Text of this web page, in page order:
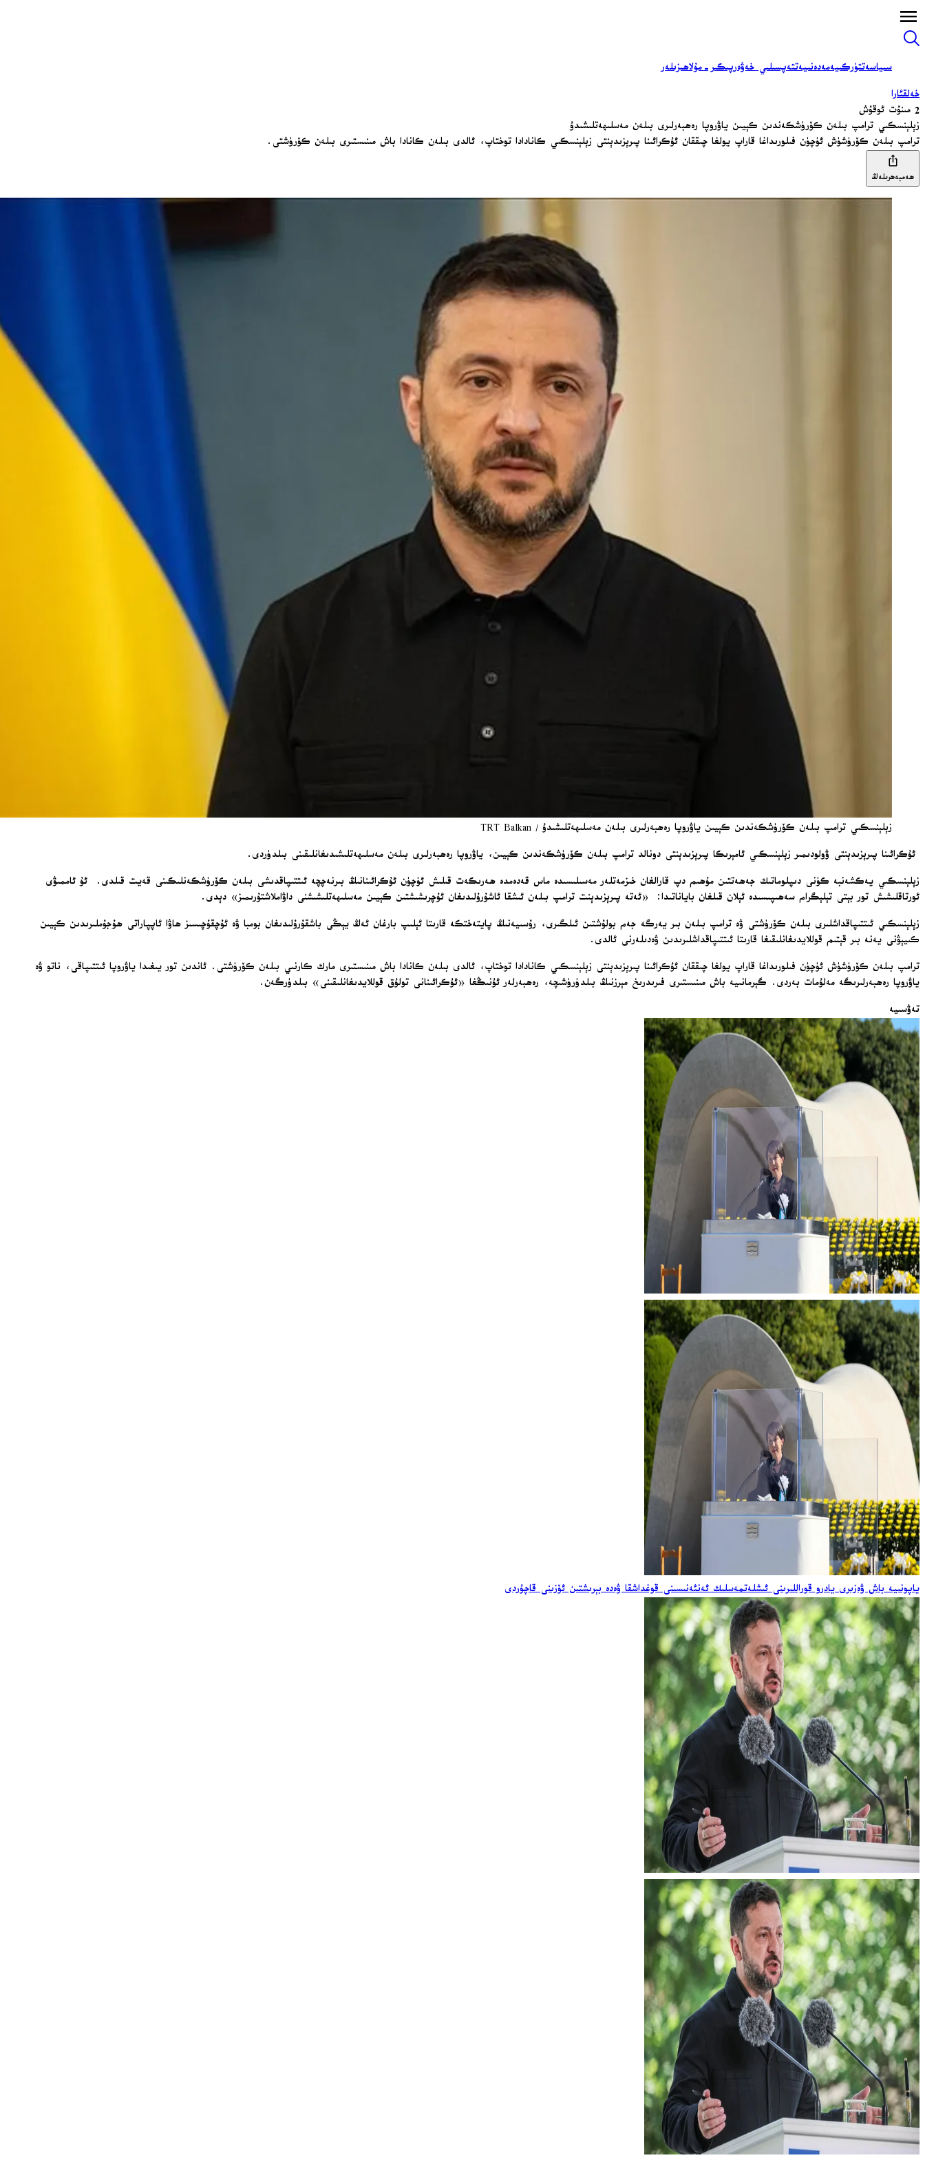
سىياسەتتۈركىيەمەدەنىيەتتەپسىلىي خەۋەرپىكىر-مۇلاھىزىلەر
خەلقئارا
2 مىنۇت ئوقۇش
زېلېنسكىي ترامپ بىلەن كۆرۈشكەندىن كېيىن ياۋروپا رەھبەرلىرى بىلەن مەسلىھەتلىشىدۇ
ترامپ بىلەن كۆرۈشۈش ئۈچۈن فىلورىداغا قاراپ يولغا چىققان ئۇكرائىنا پىرېزىدېنتى زېلېنسكىي كانادادا توختاپ، ئالدى بىلەن كانادا باش مىنىستىرى بىلەن كۆرۈشتى.
ھەمبەھرىلەڭ
زېلېنسكىي ترامپ بىلەن كۆرۈشكەندىن كېيىن ياۋروپا رەھبەرلىرى بىلەن مەسلىھەتلىشىدۇ / TRT Balkan
ئۇكرائىنا پىرېزىدېنتى ۋولودىمىر زېلېنسكىي ئامېرىكا پىرېزىدېنتى دونالد ترامپ بىلەن كۆرۈشكەندىن كېيىن، ياۋروپا رەھبەرلىرى بىلەن مەسلىھەتلىشىدىغانلىقىنى بىلدۈردى.
زېلېنسكىي يەكشەنبە كۈنى دىپلوماتىك جەھەتتىن مۇھىم دپ قارالغان خىزمەتلەر مەسىلىسىدە ماس قەدەمدە ھەرىكەت قىلىش ئۈچۈن ئۇكرائىنانىڭ بىرنەچچە ئىتتىپاقدىشى بىلەن كۆرۈشكەنلىكىنى قەيت قىلدى. ئۇ ئاممىۋى
ئورتاقلىشىش تور بېتى تېلېگرام سەھىپىسىدە ئېلان قىلغان باياناتىدا: «ئەتە پىرېزىدېنت ترامپ بىلەن ئىشقا ئاشۇرۇلىدىغان ئۇچرىشىشتىن كېيىن مەسلىھەتلىشىشنى داۋاملاشتۇرىمىز» دېدى.
زېلېنسكىي ئىتتىپاقداشلىرى بىلەن كۆرۈشتى ۋە ترامپ بىلەن بىر يەرگە جەم بولۇشتىن ئىلگىرى، رۇسىيەنىڭ پايتەختكە قارىتا ئېلىپ بارغان ئەڭ يېڭى باشقۇرۇلىدىغان بومبا ۋە ئۇچقۇچىسىز ھاۋا ئاپپاراتى ھۇجۇملىرىدىن كېيىن
كىيېۋنى يەنە بىر قېتىم قوللايدىغانلىقىغا قارىتا ئىتتىپاقداشلىرىدىن ۋەدىلەرنى ئالدى.
ترامپ بىلەن كۆرۈشۈش ئۈچۈن فىلورىداغا قاراپ يولغا چىققان ئۇكرائىنا پىرېزىدېنتى زېلېنسكىي كانادادا توختاپ، ئالدى بىلەن كانادا باش مىنىستىرى مارك كارنىي بىلەن كۆرۈشتى. ئاندىن تور يىغىدا ياۋروپا ئىتتىپاقى، ناتو ۋە
ياۋروپا رەھبەرلىرىگە مەلۇمات بەردى. گېرمانىيە باش مىنىستىرى فىرىدرىخ مېرزنىڭ بىلدۈرۈشىچە، رەھبەرلەر ئۇنىڭغا «ئۇكرائىنانى تولۇق قوللايدىغانلىقىنى» بىلدۈرگەن.
تەۋسىيە
ياپونىيە باش ۋەزىرى يادرو قوراللىرىنى ئىشلەتمەسلىك ئەنئەنىسىنى قوغداشقا ۋەدە بېرىشتىن ئۆزىنى قاچۇردى